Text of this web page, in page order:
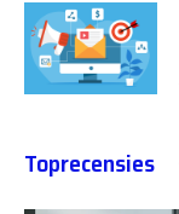
Toprecensies